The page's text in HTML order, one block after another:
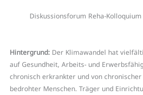
Diskussionsforum Reha-
Hintergrund: Der Klimawandel hat
auf Gesundheit, Arbeits- und
chronisch erkrankter und von
bedrohter Menschen. Träger und